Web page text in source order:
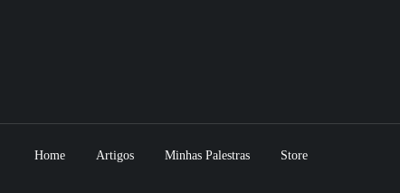
Home Artigos Minhas Palestras Store